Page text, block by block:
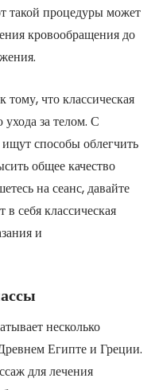
такой процедуры может
кровообращения до
тому, что классическая
ухода за телом. С
способы облегчить
общее качество
на сеанс, давайте
себя классическая
и
несколько
Египте и Греции.
для лечения